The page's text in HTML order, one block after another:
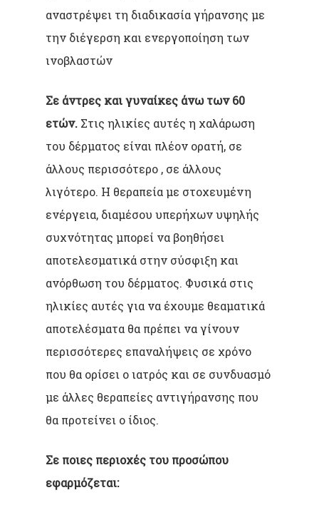
αναστρέψει τη διαδικασία γήρανσης με
την διέγερση και ενεργοποίηση των
ινοβλαστών
Σε άντρες και γυναίκες άνω των 60
ετών. Στις ηλικίες αυτές η χαλάρωση
του δέρματος είναι πλέον ορατή, σε
άλλους περισσότερο , σε άλλους
λιγότερο. Η θεραπεία με στοχευμένη
ενέργεια, διαμέσου υπερήχων υψηλής
συχνότητας μπορεί να βοηθήσει
αποτελεσματικά στην σύσφιξη και
ανόρθωση του δέρματος. Φυσικά στις
ηλικίες αυτές για να έχουμε θεαματικά
αποτελέσματα θα πρέπει να γίνουν
περισσότερες επαναλήψεις σε χρόνο
που θα ορίσει ο ιατρός και σε συνδυασμό
με άλλες θεραπείες αντιγήρανσης που
θα προτείνει ο ίδιος.
Σε ποιες περιοχές του προσώπου
εφαρμόζεται: